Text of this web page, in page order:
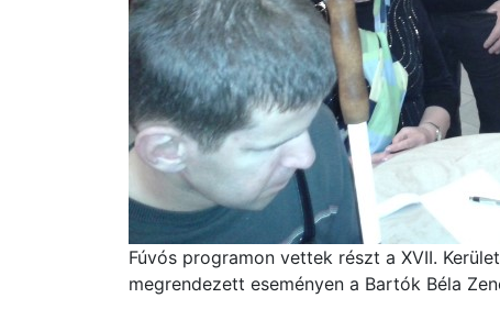
Fúvós programon vettek részt a XVII.
megrendezett eseményen a Bartók Béla